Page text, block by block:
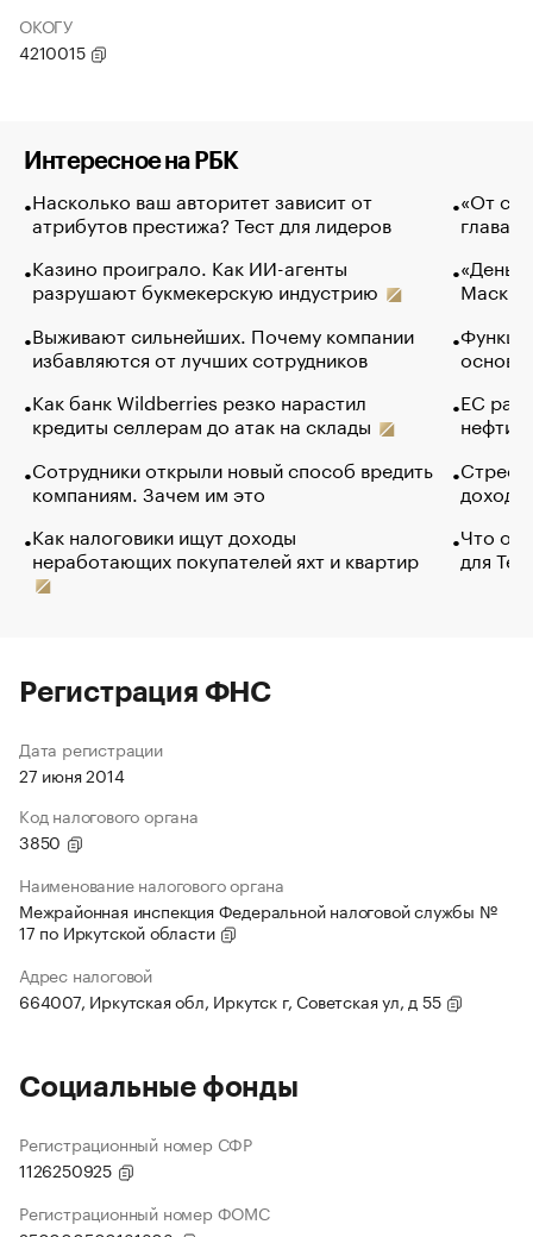
ОКОГУ
4210015
Интересное на РБК
Насколько ваш авторитет зависит от
атрибутов престижа? Тест для лидеров
Казино проиграло. Как ИИ-агенты
разрушают букмекерскую индустрию
Выживают сильнейших. Почему компании
избавляются от лучших сотрудников
Как банк Wildberries резко нарастил
кредиты селлерам до атак на склады
Сотрудники открыли новый способ вредить
компаниям. Зачем им это
Как налоговики ищут доходы
неработающих покупателей яхт и квартир
«От
глава
Маск в
основ
ЕС
нефти
Что
для
Регистрация ФНС
Дата регистрации
27 июня 2014
Код налогового органа
3850
Наименование налогового органа
Межрайонная инспекция Федеральной налоговой службы №
17 по Иркутской области
Адрес налоговой
664007, Иркутская обл, Иркутск г, Советская ул, д 55
Социальные фонды
Регистрационный номер СФР
1126250925
Регистрационный номер ФОМС